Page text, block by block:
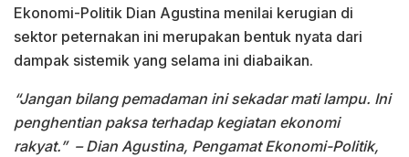
Ekonomi-Politik Dian Agustina menilai kerugian di
sektor peternakan ini merupakan bentuk nyata dari
dampak sistemik yang selama ini diabaikan.
“Jangan bilang pemadaman ini sekadar mati lampu. Ini
penghentian paksa terhadap kegiatan ekonomi
rakyat.”– Dian Agustina, Pengamat Ekonomi-Politik,